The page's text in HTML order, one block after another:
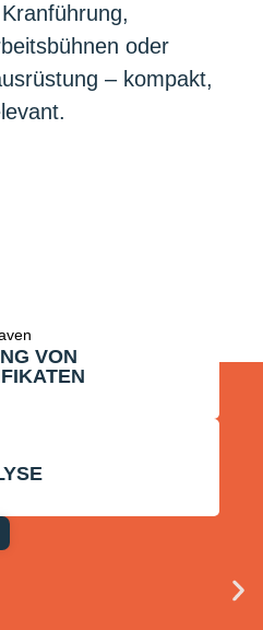
oder
– kompakt,
VON